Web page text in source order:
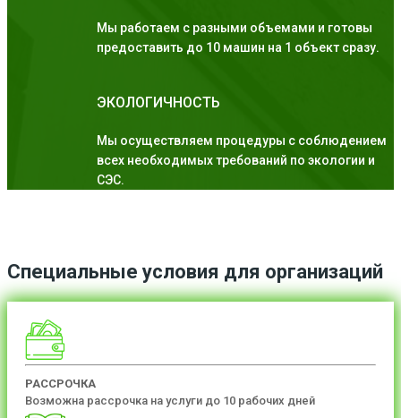
Мы работаем с разными объемами и готовы
предоставить до 10 машин на 1 объект сразу.
ЭКОЛОГИЧНОСТЬ
Мы осуществляем процедуры с соблюдением
всех необходимых требований по экологии и
СЭС.
Специальные условия для организаций
РАССРОЧКА
Возможна рассрочка на услуги до 10 рабочих дней